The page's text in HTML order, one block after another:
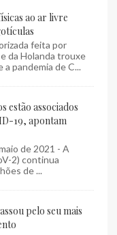
ao ar livre
feita por
da Holanda trouxe
pandemia de C...
estão associados
19, apontam
de 2021 - A
2) continua
de ...
pelo seu mais